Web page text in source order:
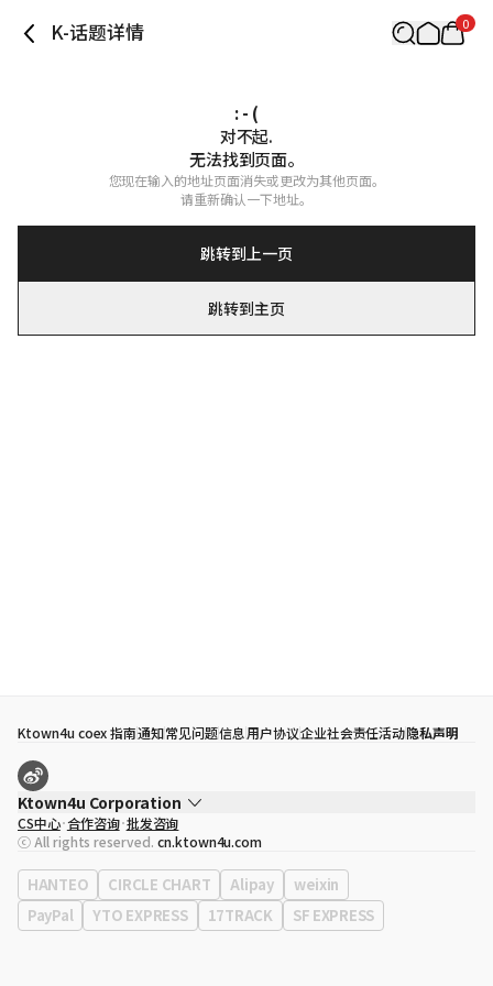
K-话题详情 0
: - (
对不起.
无法找到页面。
您现在输入的地址页面消失或更改为其他页面。
请重新确认一下地址。
跳转到上一页
跳转到主页
Ktown4u coex 指南通知常见问题信息用户协议企业社会责任活动隐私声明
Ktown4u Corporation
代表
宋効珉
营业执照 120-87-71116
公司地址 首尔特别市 江南区 岭东大路 513号 3楼 （三成洞， coex)
CS中心 合作咨询 批发咨询
ⓒ All rights reserved. cn.ktown4u.com
HANTEO CIRCLE CHART Alipay
weixin
PayPal
YTO EXPRESS 17TRACK SF EXPRESS